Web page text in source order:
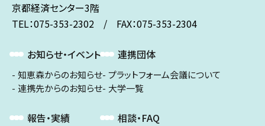
京都経済センター3階
TEL：075-353-2302 / FAX：075-353-2304
お知らせ・イベント
知恵森からのお知らせ
連携先からのお知らせ
報告・実績
連携団体
プラットフォーム会議について
大学一覧
相談・FAQ